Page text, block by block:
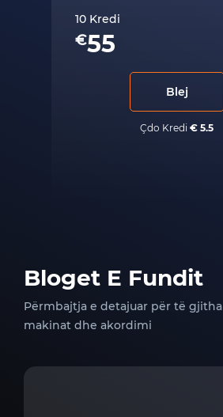
10 Kredi
€55
Blej
Çdo Kredi€ 5.5
Bloget E Fundit
Përmbajtja e detajuar për të gjitha
makinat dhe akordimi